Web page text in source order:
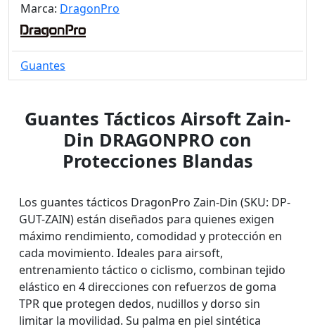
Marca: DragonPro
Guantes
Guantes Tácticos Airsoft Zain-
Din DRAGONPRO con
Protecciones Blandas
Los guantes tácticos DragonPro Zain-Din (SKU: DP-
GUT-ZAIN) están diseñados para quienes exigen
máximo rendimiento, comodidad y protección en
cada movimiento. Ideales para airsoft,
entrenamiento táctico o ciclismo, combinan tejido
elástico en 4 direcciones con refuerzos de goma
TPR que protegen dedos, nudillos y dorso sin
limitar la movilidad. Su palma en piel sintética